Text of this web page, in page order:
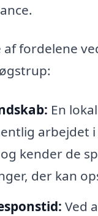
af fordelene
En
arbejdet
kender de
der kan
Ved